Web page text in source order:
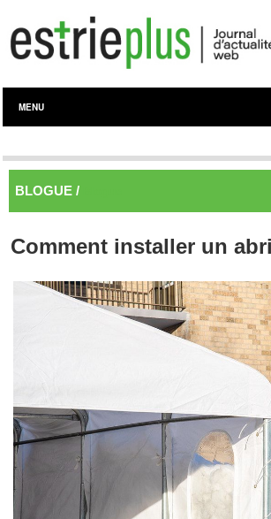
MENU
BLOGUE /
Comment installer un